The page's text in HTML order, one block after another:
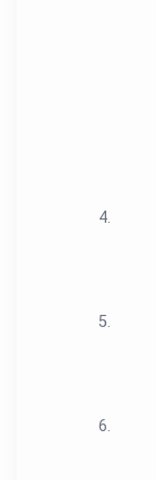
4.
5.
6.